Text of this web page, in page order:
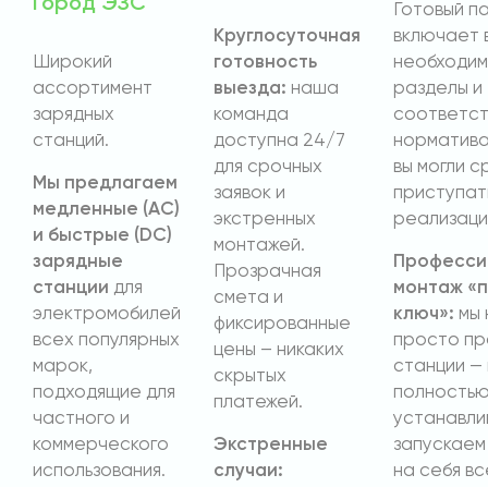
Город ЭЗС
Широкий
ассортимент
зарядных
станций.
Мы предлагаем
медленные (AC)
и быстрые (DC)
зарядные
станции для
электромобилей
всех популярных
марок,
подходящие для
частного и
коммерческого
использования.
Круглосуточная
готовность
выезда: наша
команда
доступна 24/7
для срочных
заявок и
экстренных
монтажей.
Прозрачная
смета и
фиксированные
цены – никаких
скрытых
платежей.
Экстренные
случаи:
Готовый
включает
разделы и
вы могли
монтаж
ключ»: мы
просто
станции —
на себя